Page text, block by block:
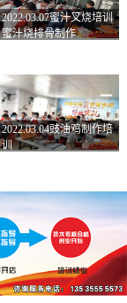
2022.03.07蜜汁叉烧培训
蜜汁烧排骨制作
2022.03.04豉油鸡制作培
训